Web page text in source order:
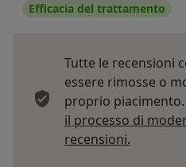
Efficacia del trattamento
Tutte le recensioni
essere rimosse o
proprio piacimento.
il processo di
recensioni.